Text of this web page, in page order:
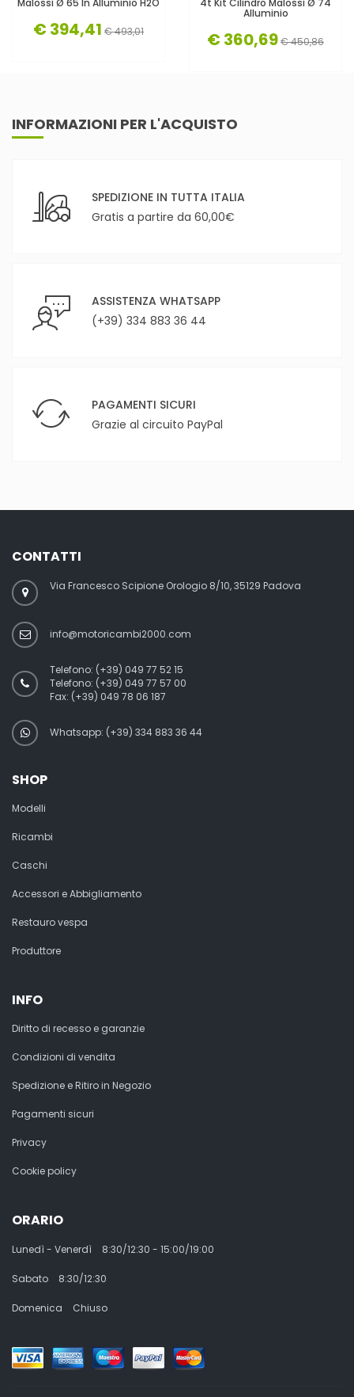
Malossi Ø 65 In Alluminio H2O
€ 394,41 € 493,01
4t Kit Cilindro Malossi Ø 74
Alluminio
€ 360,69€ 450,86
INFORMAZIONI PER L'ACQUISTO
SPEDIZIONE IN TUTTA ITALIA
Gratis a partire da 60,00€
ASSISTENZA WHATSAPP
(+39) 334 883 36 44
PAGAMENTI SICURI
Grazie al circuito PayPal
CONTATTI
Via Francesco Scipione Orologio 8/10, 35129 Padova
info@motoricambi2000.com
Telefono: (+39) 049 77 52 15
Telefono: (+39) 049 77 57 00
Fax: (+39) 049 78 06 187
Whatsapp: (+39) 334 883 36 44
SHOP
Modelli
Ricambi
Caschi
Accessori e Abbigliamento
Restauro vespa
Produttore
INFO
Diritto di recesso e garanzie
Condizioni di vendita
Spedizione e Ritiro in Negozio
Pagamenti sicuri
Privacy
Cookie policy
ORARIO
Lunedì - Venerdì 8:30/12:30 - 15:00/19:00
Sabato 8:30/12:30
Domenica Chiuso